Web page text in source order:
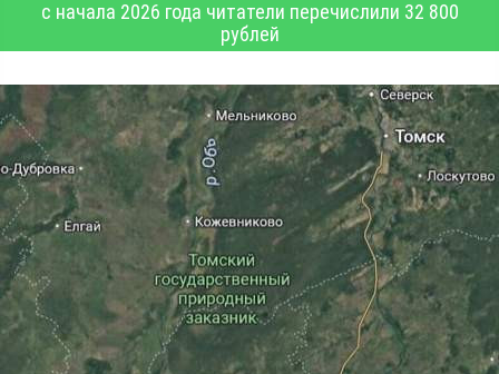
с начала 2026 года читатели перечислили 32 800
рублей
В Кемеровской области
обнаружено тело без
вести пропавшей
девочки